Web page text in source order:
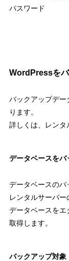
パスワード
WordPressをバ
バックアップデー
ります。
詳しくは、レンタ
データベースをバ
データベースのバ
レンタルサーバ
データベースをエ
取得します。
バックアップ対象